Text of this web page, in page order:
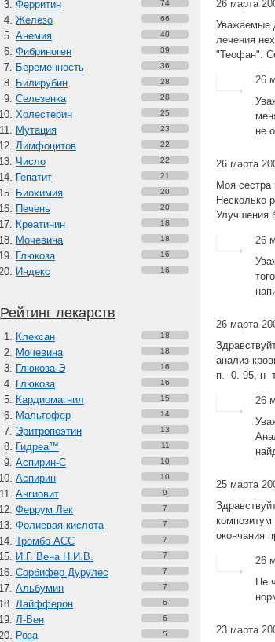
Ферритин 74
Железо 66
Анемия 40
Фибриноген 39
Беременность 36
Билирубин 28
Селезенка 28
Холестерин 25
Мутация 23
Лимфоцитов 22
Число 22
Гепатит 21
Биохимия 20
Печень 20
Креатинин 18
Мочевина 18
Глюкоза 16
Индекс 16
Рейтинг лекарств
Клексан 18
Мочевина 18
Глюкоза-Э 16
Глюкоза 16
Кардиомагнил 15
Мальтофер 14
Эритропоэтин 13
Гидреа™ 11
Аспирин-C 10
Аспирин 10
Ангиовит 9
Феррум Лек 7
Фолиевая кислота 7
Тромбо АСС 7
И.Г. Вена Н.И.В. 7
Сорбифер Дурулес 7
Альбумин 7
Лайфферон 6
Л-Вен 6
Роза 5
26 марта
Уважаемые
лечения
"Теофан".
26
не
26 марта
Моя
Несколько
Улучшения
26
26 марта
анализ
п. -0. 95, н-
26
25 марта
окончания
26
Не
23 марта